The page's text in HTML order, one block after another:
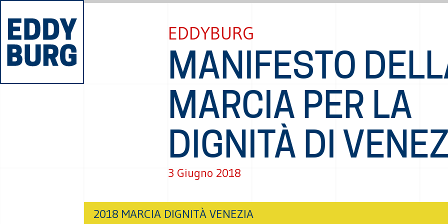
EDDYBURG
MANIFESTO
MARCIA PER LA
DIGNITÀ DI
3 Giugno 2018
2018 MARCIA DIGNITÀ VENEZIA